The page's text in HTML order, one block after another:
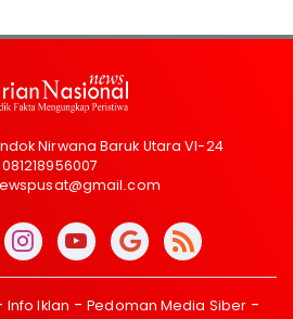
Nirwana Baruk Utara VI-24
081218956007
Info Iklan
Pedoman Media Siber